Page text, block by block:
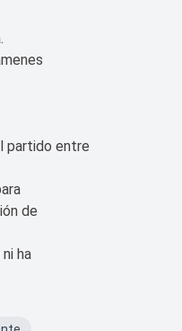
partido entre
de
ha